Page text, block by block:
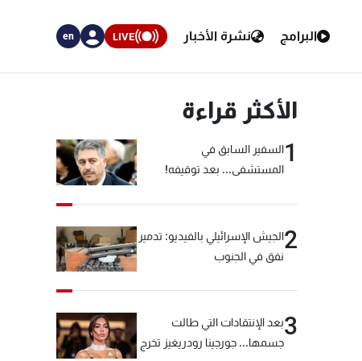
البرامج نشرة الأخبار LIVE
en
الأكثر قراءة
1السفير السابق في
المستشفى... بعد توقيفه!
2الجيش الإسرائيلي بالفيديو: تدمير
نفق في الجنوب
3بعد الإنتقادات التي طالت
جسمها... جورجينا رودريغيز تخرج